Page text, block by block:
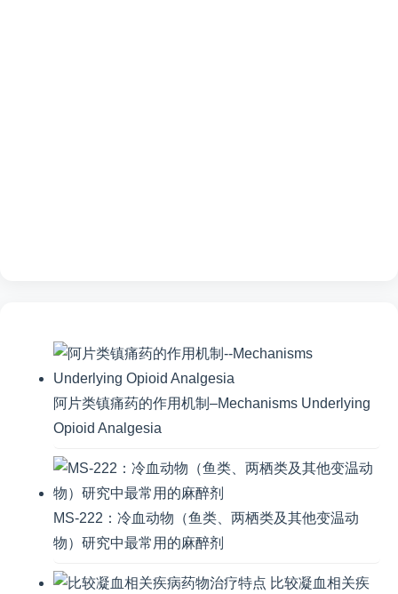
阿片类镇痛药的作用机制–Mechanisms Underlying
Opioid Analgesia
MS-222：冷血动物（鱼类、两栖类及其他变温动
物）研究中最常用的麻醉剂
比较凝血相关疾